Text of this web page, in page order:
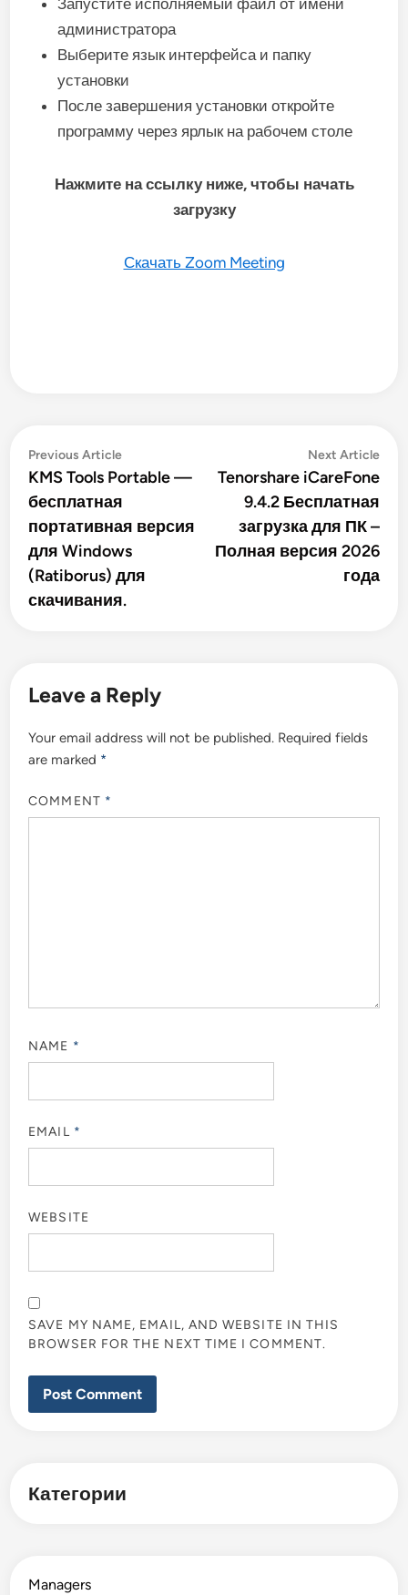
Запустите исполняемый файл от имени
администратора
Выберите язык интерфейса и папку
установки
После завершения установки откройте
программу через ярлык на рабочем столе
Нажмите на ссылку ниже, чтобы начать
загрузку
Скачать Zoom Meeting
Post
navigation
Previous ArticlePrevious
article:
KMS Tools Portable —
бесплатная
портативная версия
для Windows
(Ratiborus) для
скачивания.
Next Article
Tenorshare iCareFone
9.4.2 Бесплатная
загрузка для ПК –
Полная версия 2026
года
Leave a Reply
Your email address will not be published. Required fields
are marked *
COMMENT *
NAME *
EMAIL *
WEBSITE
SAVE MY NAME, EMAIL, AND WEBSITE IN THIS
BROWSER FOR THE NEXT TIME I COMMENT.
Категории
Managers